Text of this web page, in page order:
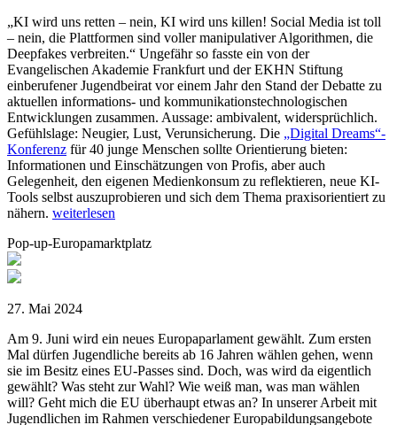
„KI wird uns retten – nein, KI wird uns killen! Social Media ist toll
– nein, die Plattformen sind voller manipulativer Algorithmen, die
Deepfakes verbreiten.“ Ungefähr so fasste ein von der
Evangelischen Akademie Frankfurt und der EKHN Stiftung
einberufener Jugendbeirat vor einem Jahr den Stand der Debatte zu
aktuellen informations- und kommunikationstechnologischen
Entwicklungen zusammen. Aussage: ambivalent, widersprüchlich.
Gefühlslage: Neugier, Lust, Verunsicherung. Die „Digital Dreams“-
Konferenz für 40 junge Menschen sollte Orientierung bieten:
Informationen und Einschätzungen von Profis, aber auch
Gelegenheit, den eigenen Medienkonsum zu reflektieren, neue KI-
Tools selbst auszuprobieren und sich dem Thema praxisorientiert zu
nähern. weiterlesen
Pop-up-Europamarktplatz
27. Mai 2024
Am 9. Juni wird ein neues Europaparlament gewählt. Zum ersten
Mal dürfen Jugendliche bereits ab 16 Jahren wählen gehen, wenn
sie im Besitz eines EU-Passes sind. Doch, was wird da eigentlich
gewählt? Was steht zur Wahl? Wie weiß man, was man wählen
will? Geht mich die EU überhaupt etwas an? In unserer Arbeit mit
Jugendlichen im Rahmen verschiedener Europabildungsangebote